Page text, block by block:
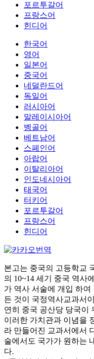
포르투갈어
프랑스어
힌디어
한국어
영어
일본어
중국어
네덜란드어
독일어
러시아어
말레이시아어
벵골어
베트남어
스페인어
아랍어
이탈리아어
인도네시아어
태국어
터키어
포르투갈어
프랑스어
힌디어
본고는 중국의 고등학교
의 10~14 세기 중국 역사
가 역사 서술에 개입 하
든 것이 국정역사교과서
연히 중국 공산당 당국이
이러한 가치관과 이념을
라 만들어진 교과서에서
술에서도 국가가 원하는
다.